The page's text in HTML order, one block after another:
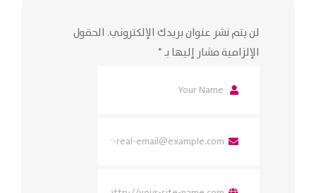
لن يتم نشر عنوان بريدك الإلكتروني. الحقول
الإلزامية مشار إليها بـ*